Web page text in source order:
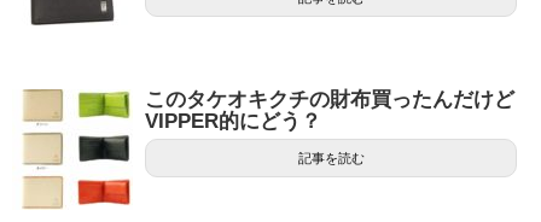
このタケオキクチの財布買ったんだけど
VIPPER的にどう？
記事を読む